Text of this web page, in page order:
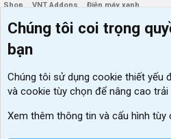
Shop VNT Addons Điện máy xanh
Menu thành viên
Đăng nhập
Diễn đàn
Kích hoạt
VIP add-
Khuyến
Chúng tôi coi trọng
bạn
Chúng tôi sử dụng cookie thiết yếu
và cookie tùy chọn để nâng cao trải
Xem thêm thông tin và cấu hình tùy